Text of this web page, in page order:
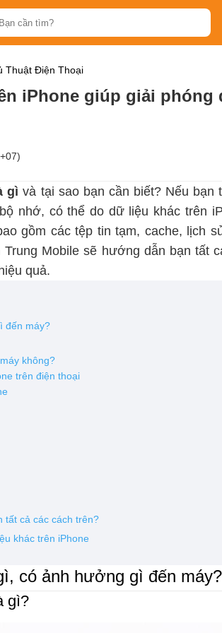
Thuật Điện Thoại
iPhone giúp giải
gìvà tại sao bạn cần biết? Nếu bạn
nhớ, có thể do dữ liệu khác trên
gồm các tệp tin tạm, cache, lịch
Mobile sẽ hướng dẫn bạn tất
quả.
đến máy?
không?
trên điện thoại
tất cả các cách trên?
khác trên iPhone
có ảnh hưởng gì đến máy?
gì?